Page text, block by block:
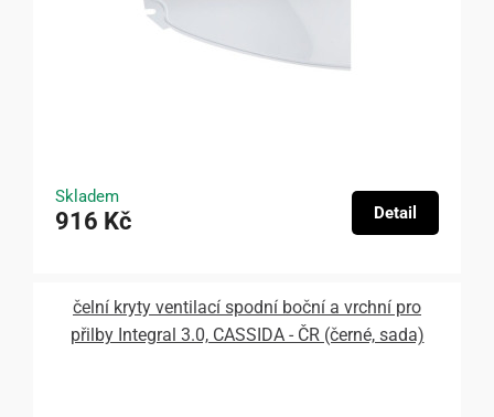
Skladem
916 Kč Detail
čelní kryty ventilací spodní boční a vrchní pro
přilby Integral 3.0, CASSIDA - ČR (černé, sada)